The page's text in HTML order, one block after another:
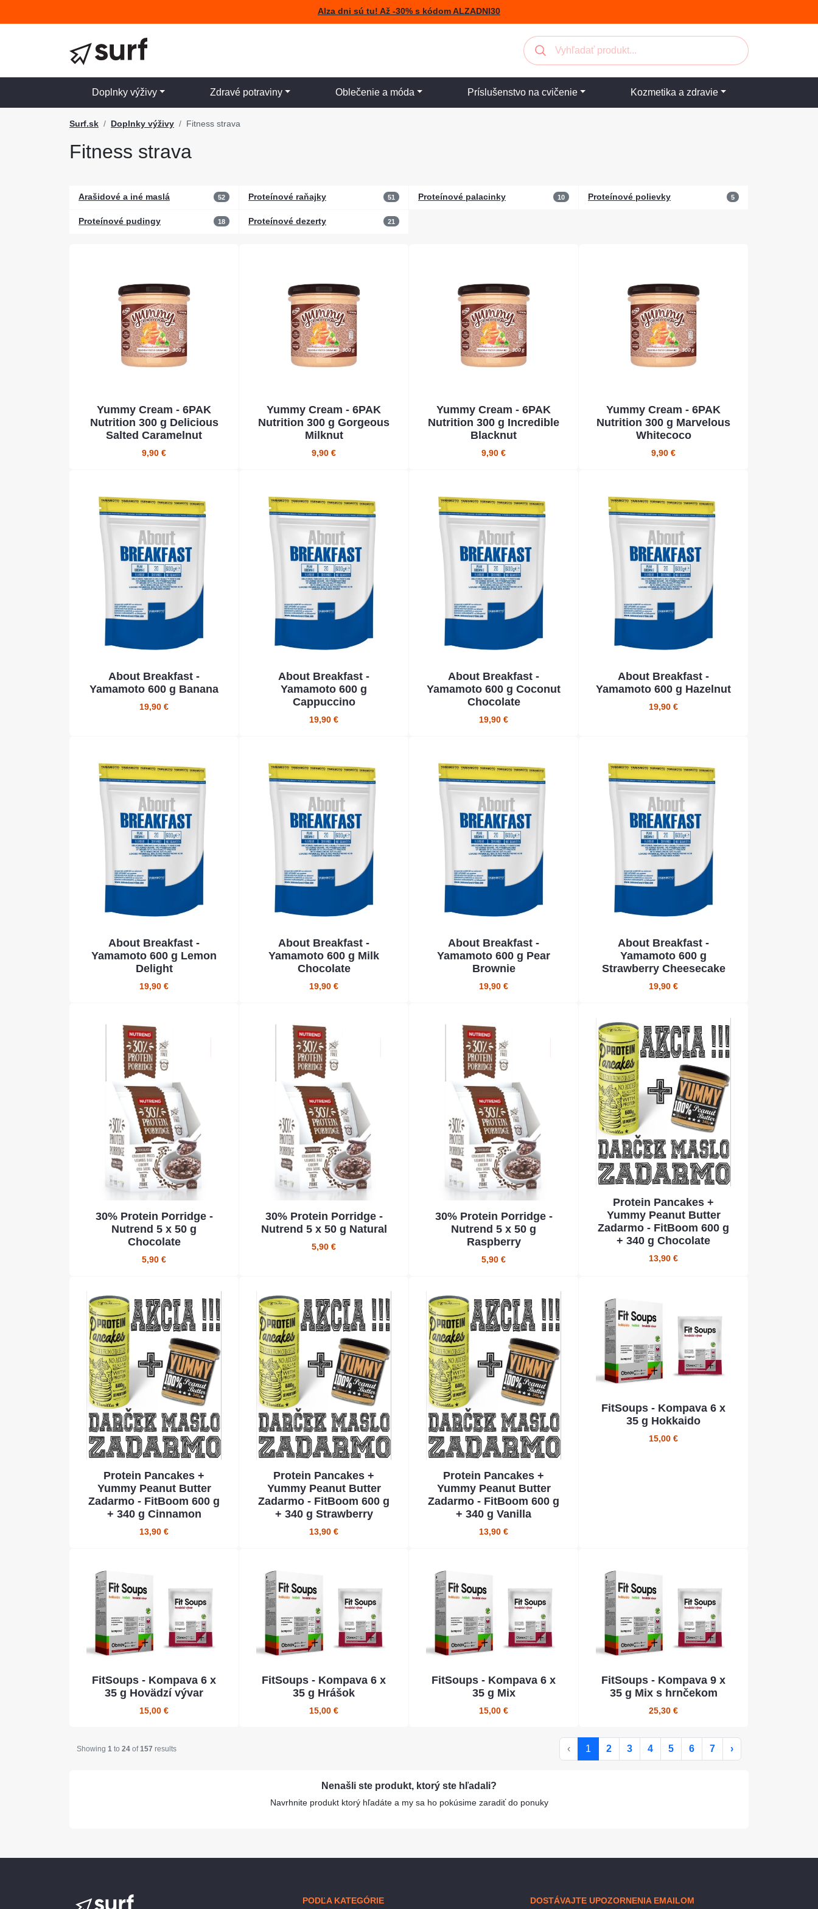
Alza dni sú tu! Až -30% s kódom ALZADNI30
Doplnky výživy Zdravé potraviny Oblečenie a móda Príslušenstvo na cvičenie Kozmetika a zdravie
Surf.sk Doplnky výživy Fitness strava
Fitness strava
Arašidové a iné maslá 52 Proteínové raňajky 51 Proteínové palacinky 10 Proteínové polievky 5
Proteínové pudingy 18 Proteínové dezerty 21
Yummy Cream - 6PAK
Nutrition 300 g Delicious
Salted Caramelnut
9,90 €
Yummy Cream - 6PAK
Nutrition 300 g Gorgeous
Milknut
9,90 €
Yummy Cream - 6PAK
Nutrition 300 g Incredible
Blacknut
9,90 €
Yummy Cream - 6PAK
Nutrition 300 g Marvelous
Whitecoco
9,90 €
About Breakfast -
Yamamoto 600 g Banana
19,90 €
About Breakfast -
Yamamoto 600 g
Cappuccino
19,90 €
About Breakfast -
Yamamoto 600 g Coconut
Chocolate
19,90 €
About Breakfast -
Yamamoto 600 g Hazelnut
19,90 €
About Breakfast -
Yamamoto 600 g Lemon
Delight
19,90 €
About Breakfast -
Yamamoto 600 g Milk
Chocolate
19,90 €
About Breakfast -
Yamamoto 600 g Pear
Brownie
19,90 €
About Breakfast -
Yamamoto 600 g
Strawberry Cheesecake
19,90 €
30% Protein Porridge -
Nutrend 5 x 50 g
Chocolate
5,90 €
30% Protein Porridge -
Nutrend 5 x 50 g Natural
5,90 €
30% Protein Porridge -
Nutrend 5 x 50 g
Raspberry
5,90 €
Protein Pancakes +
Yummy Peanut Butter
Zadarmo - FitBoom 600 g
+ 340 g Chocolate
13,90 €
Protein Pancakes +
Yummy Peanut Butter
Zadarmo - FitBoom 600 g
+ 340 g Cinnamon
13,90 €
Protein Pancakes +
Yummy Peanut Butter
Zadarmo - FitBoom 600 g
+ 340 g Strawberry
13,90 €
Protein Pancakes +
Yummy Peanut Butter
Zadarmo - FitBoom 600 g
+ 340 g Vanilla
13,90 €
FitSoups - Kompava 6 x
35 g Hokkaido
15,00 €
FitSoups - Kompava 6 x
35 g Hovädzí vývar
15,00 €
FitSoups - Kompava 6 x
35 g Hrášok
15,00 €
FitSoups - Kompava 6 x
35 g Mix
15,00 €
FitSoups - Kompava 9 x
35 g Mix s hrnčekom
25,30 €
Showing 1 to 24 of157 results ‹ 1 2 3 4 5 6 7 ›
Nenašli ste produkt, ktorý ste hľadali?
Navrhnite produkt ktorý hľadáte a my sa ho pokúsime zaradiť do ponuky
PODĽA KATEGÓRIE DOSTÁVAJTE UPOZORNENIA EMAILOM